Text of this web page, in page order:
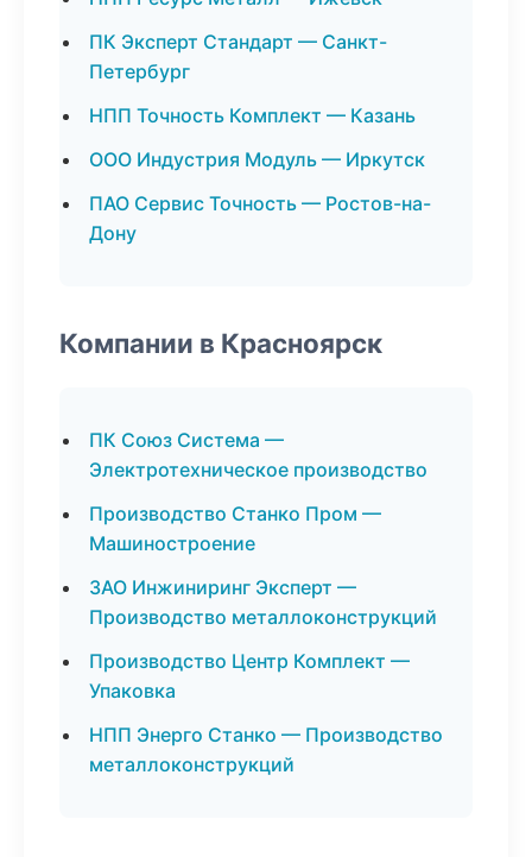
ПК Эксперт Стандарт — Санкт-
Петербург
НПП Точность Комплект — Казань
ООО Индустрия Модуль — Иркутск
ПАО Сервис Точность — Ростов-на-
Дону
Компании в Красноярск
ПК Союз Система —
Электротехническое производство
Производство Станко Пром —
Машиностроение
ЗАО Инжиниринг Эксперт —
Производство металлоконструкций
Производство Центр Комплект —
Упаковка
НПП Энерго Станко — Производство
металлоконструкций